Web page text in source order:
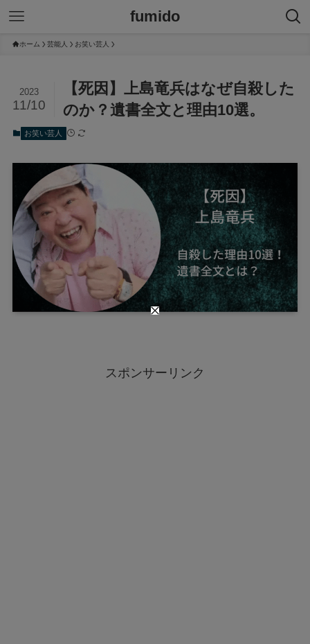
fumido
ホーム 芸能人 お笑い芸人
【死因】上島竜兵はなぜ自殺した
のか？遺書全文と理由10選。
2023
11/10
お笑い芸人
スポンサーリンク